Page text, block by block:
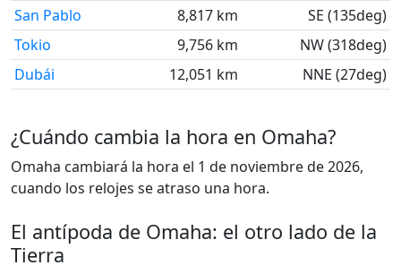
San Pablo
8,817 km
SE (135deg)
Tokio
9,756 km
NW (318deg)
Dubái
12,051 km NNE (27deg)
¿Cuándo cambia la hora en Omaha?
Omaha cambiará la hora el 1 de noviembre de 2026,
cuando los relojes se atraso una hora.
El antípoda de Omaha: el otro lado de la
Tierra